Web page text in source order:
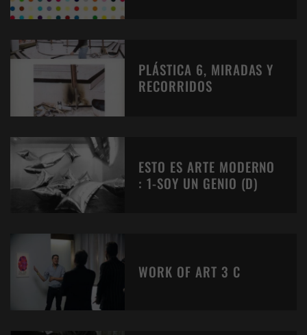
PLÁSTICA 6, MIRADAS Y
RECORRIDOS
ESTO ES ARTE MODERNO
: 1-SOY UN GENIO (D)
WORK OF ART 3 C